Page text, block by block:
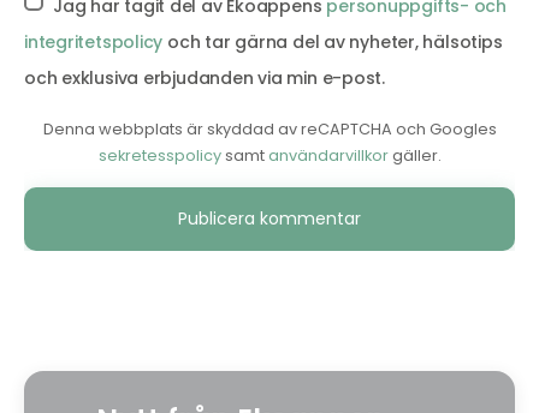
Jag har tagit del av Ekoappens personuppgifts- och
integritetspolicy och tar gärna del av nyheter, hälsotips
och exklusiva erbjudanden via min e-post.
Denna webbplats är skyddad av reCAPTCHA och Googles
sekretesspolicysamtanvändarvillkorgäller.
Alternative: